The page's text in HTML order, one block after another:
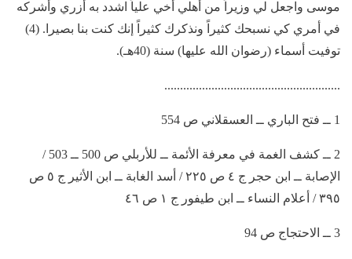
موسى واجعل لي وزيراً من أهلي أخي علياً اشدد به أزري وأشركه
في أمري كي نسبحك كثيراً ونذكرك كثيراً إنك كنت بنا بصيرا. (4)
توفيت أسماء (رضوان الله عليها) سنة (40هـ).
........................................................
1 ــ فتح الباري ــ العسقلاني ص 554
2 ــ كشف الغمة في معرفة الأئمة ــ للأربلي ص 500 ــ 503 /
الإصابة ــ ابن حجر ج ٤ ص ٢٢٥ / أسد الغابة ــ ابن الأثير ج ٥ ص
٣٩٥ / أعلام النساء ــ ابن طيفور ج ١ ص ٤٦
3 ــ الاحتجاج ص 94